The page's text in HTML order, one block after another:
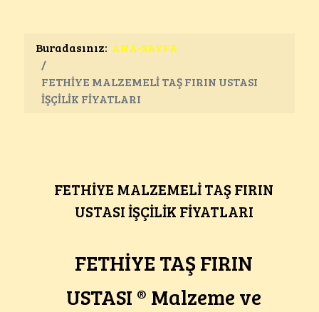
Buradasınız: ANA-SAYFA
FETHİYE MALZEMELİ TAŞ FIRIN USTASI
İŞÇİLİK FİYATLARI
FETHİYE MALZEMELİ TAŞ FIRIN
USTASI İŞÇİLİK FİYATLARI
FETHİYE TAŞ FIRIN
USTASI ® Malzeme ve